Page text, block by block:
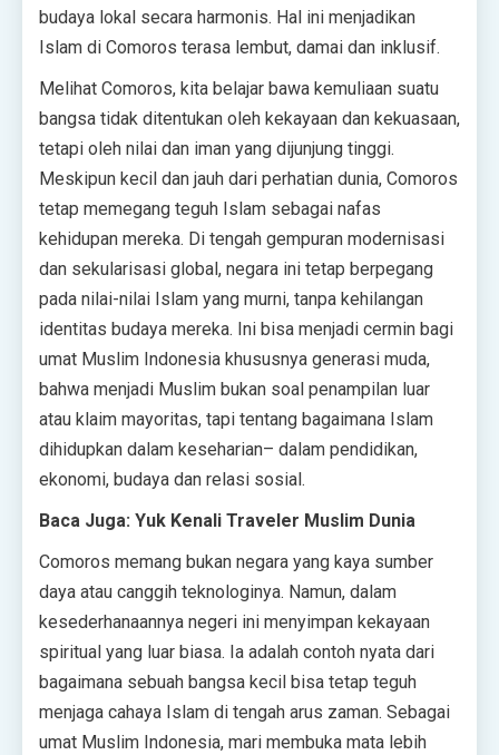
budaya lokal secara harmonis. Hal ini menjadikan
Islam di Comoros terasa lembut, damai dan inklusif.
Melihat Comoros, kita belajar bawa kemuliaan suatu
bangsa tidak ditentukan oleh kekayaan dan kekuasaan,
tetapi oleh nilai dan iman yang dijunjung tinggi.
Meskipun kecil dan jauh dari perhatian dunia, Comoros
tetap memegang teguh Islam sebagai nafas
kehidupan mereka. Di tengah gempuran modernisasi
dan sekularisasi global, negara ini tetap berpegang
pada nilai-nilai Islam yang murni, tanpa kehilangan
identitas budaya mereka. Ini bisa menjadi cermin bagi
umat Muslim Indonesia khususnya generasi muda,
bahwa menjadi Muslim bukan soal penampilan luar
atau klaim mayoritas, tapi tentang bagaimana Islam
dihidupkan dalam keseharian– dalam pendidikan,
ekonomi, budaya dan relasi sosial.
Baca Juga: Yuk Kenali Traveler Muslim Dunia
Comoros memang bukan negara yang kaya sumber
daya atau canggih teknologinya. Namun, dalam
kesederhanaannya negeri ini menyimpan kekayaan
spiritual yang luar biasa. Ia adalah contoh nyata dari
bagaimana sebuah bangsa kecil bisa tetap teguh
menjaga cahaya Islam di tengah arus zaman. Sebagai
umat Muslim Indonesia, mari membuka mata lebih